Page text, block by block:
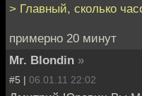
> Главный, сколько
примерно 20 минут
Mr. Blondin »
#5 | 06.01.11 22:02